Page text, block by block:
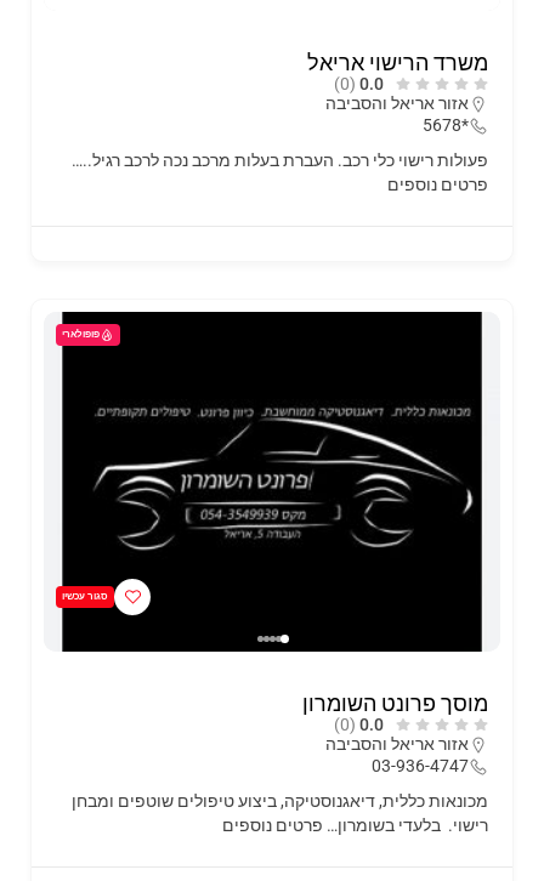
משרד הרישוי אריאל
0.0
(0)
אזור אריאל והסביבה
*5678
פעולות רישוי כלי רכב. העברת בעלות מרכב נכה לרכב רגיל..…
פרטים נוספים
פופולארי
סגור עכשיו
מוסך פרונט השומרון
0.0
(0)
אזור אריאל והסביבה
03-936-4747
מכונאות כללית, דיאגנוסטיקה, ביצוע טיפולים שוטפים ומבחן
רישוי. בלעדי בשומרון… פרטים נוספים